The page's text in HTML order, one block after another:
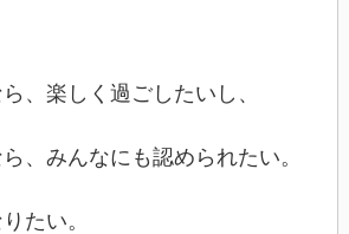
、楽しく過ごしたいし、
、みんなにも認められたい。
たい。